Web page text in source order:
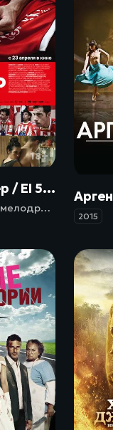
18+
Пятый номер / El 5 de talleres (2014)
мелодрама комедия
2015